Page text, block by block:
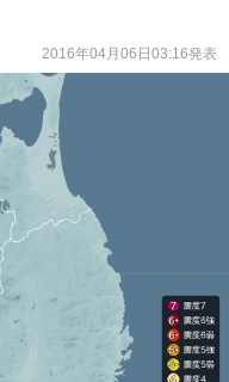
2016年04月06日03:16発表